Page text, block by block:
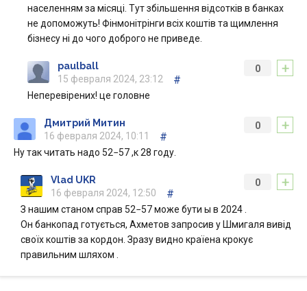
населенням за місяці. Тут збільшення відсотків в банках
не допоможуть! Фінмонітрінги всіх коштів та щимлення
бізнесу ні до чого доброго не приведе.
+
0
paulball
15 февраля 2024, 23:12
#
Неперевірених! це головне
+
0
Дмитрий Митин
16 февраля 2024, 10:11
#
Ну так читать надо 52−57 ,к 28 году.
+
0
Vlad UKR
16 февраля 2024, 12:50
#
З нашим станом справ 52−57 може бути ы в 2024 .
Он банкопад готується, Ахметов запросив у Шмигаля вивід
своїх коштів за кордон. Зразу видно країена крокує
правильним шляхом .